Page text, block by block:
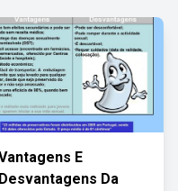
E
Desvantagens Da